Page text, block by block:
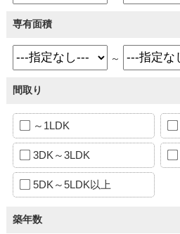
専有面積
～
間取り
～1LDK
3DK～3LDK
5DK～5LDK以上
築年数